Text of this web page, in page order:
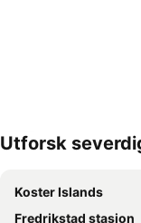
Utforsk
Koster Islands
Fredrikstad stasjon